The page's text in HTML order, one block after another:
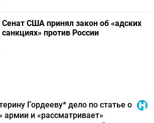
Сенат США принял закон об «адских
санкциях» против России